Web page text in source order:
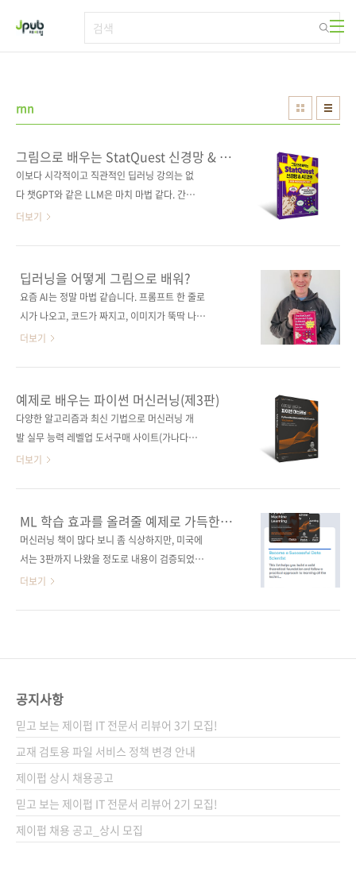
rnn
그림으로 배우는 StatQuest 신경망 & AI
강의
이보다 시각적이고 직관적인 딥러닝 강의는 없
다 챗GPT와 같은 LLM은 마치 마법 같다. 간단
한 프롬프트 하나로 시를 생성하거나 코드를 작
관적인 예시와 명확한 그림으로 보여준다. 신경
망과 AI의 기초부터 시작해 이미지 분류, 자연어
처리 등 최신 기술까지 차근차근 알려주며, 주요
신경망을 처음부터 코딩하는 방법을 배울 수 있
다. 부록에서는 학교에서 배웠지만 지금은 잊어
사이트(가나다순) [교보문고] [도서11번가] [알
라딘] [예스이십사] [쿠팡] 전자책 구매 사이트
(가나다순)[교보문고] [구글북스] [리디북스] ..
더보기
딥러닝을 어떻게 그림으로 배워?
요즘 AI는 정말 마법 같습니다. 프롬프트 한 줄로
시가 나오고, 코드가 짜지고, 이미지가 뚝딱 나오
죠. 그런데 마법을 쓰려면 주문의 구조, 딥러닝에
복잡한 이론 때문에 첫 장부터 책을 덮는 경우가
많습니다. 신경망이 대체 어떻게 학습을 하는지,
역전파가 왜 필요한지, 트랜스포머가 도대체 뭘
다. 《그림으로 배우는 StatQuest 신경망 & AI
강의》, 머리에 쏙쏙 들어오는 딥러닝 그림책이
게 그림으로 배워?”라고 하실지도 모르지만, 이
책의 저자, ‘데이터계의 밥 로스’라고 불리는 조
시 스타머는 그 특유의 친절함..
더보기
예제로 배우는 파이썬 머신러닝(제3판)
다양한 알고리즘과 최신 기법으로 머신러닝 개
발 실무 능력 레벨업 도서구매 사이트(가나다순)
[교보문고] [도서11번가] [알라딘] [예스이십사]
이십사 출판사 제이펍 저작권사 Packt
Publishing 원서명 Python Machine
Learning By Example, 3rd Edition
썬 머신러닝(제3판) 부제 텐서플로 2, 파이토치,
사이킷런으로 만들면서 배우는 다양한 인공지능
더보기
ML 학습 효과를 올려줄 예제로 가득한
참고서
머신러닝 책이 많다 보니 좀 식상하지만, 미국에
서는 3판까지 나왔을 정도로 내용이 검증되었다
고 보고 《예제로 배우는 파이썬 머신러닝》이
역할을 한다는 평가가 있었습니다. 사실 이 책의
카와 또 다른 책을 공저하기도 했습니다. 팩트 출
판사에서 둘을 포함해 세트를 만들기도 했네요.
라슈카의 ‘교과서’를 보완한다는 해외 독자 리뷰
를 좀 더 길게 옮기면 다음과 같습니다. ‘교과
서’는 ML 프로그래밍 이..
더보기
공지사항
믿고 보는 제이펍 IT 전문서 리뷰어 3기 모집!
교재 검토용 파일 서비스 정책 변경 안내
제이펍 상시 채용공고
믿고 보는 제이펍 IT 전문서 리뷰어 2기 모집!
제이펍 채용 공고_상시 모집